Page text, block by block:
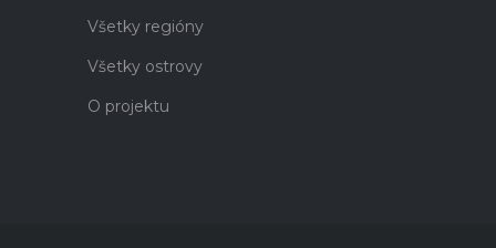
Všetky regióny
Všetky ostrovy
O projektu